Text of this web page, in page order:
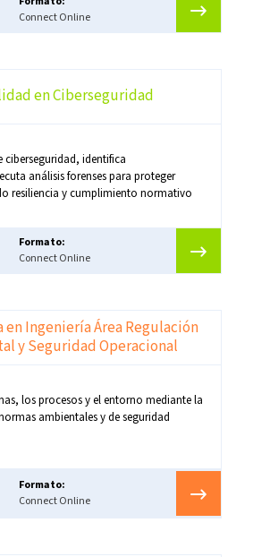
Connect Online
en Ciberseguridad
ciberseguridad, identifica
análisis forenses para proteger
resiliencia y cumplimiento normativo
Formato:
Connect Online
en Ingeniería Área Regulación
y Seguridad Operacional
los procesos y el entorno mediante la
ambientales y de seguridad
Formato:
Connect Online